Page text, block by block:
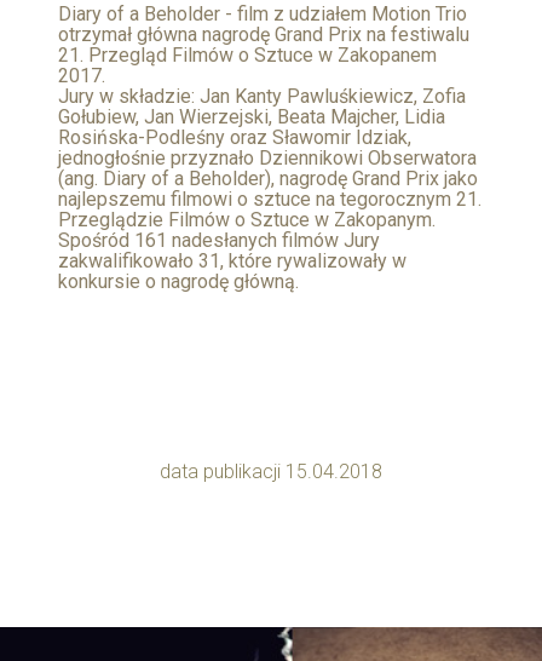
Diary of a Beholder - film z udziałem Motion Trio
otrzymał główna nagrodę Grand Prix na festiwalu
21. Przegląd Filmów o Sztuce w Zakopanem
2017.
Jury w składzie: Jan Kanty Pawluśkiewicz, Zofia
Gołubiew, Jan Wierzejski, Beata Majcher, Lidia
Rosińska-Podleśny oraz Sławomir Idziak,
jednogłośnie przyznało Dziennikowi Obserwatora
(ang. Diary of a Beholder), nagrodę Grand Prix jako
najlepszemu filmowi o sztuce na tegorocznym 21.
Przeglądzie Filmów o Sztuce w Zakopanym.
Spośród 161 nadesłanych filmów Jury
zakwalifikowało 31, które rywalizowały w
konkursie o nagrodę główną.
data publikacji 15.04.2018